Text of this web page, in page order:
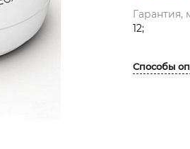
Гарантия,
12;
Способы